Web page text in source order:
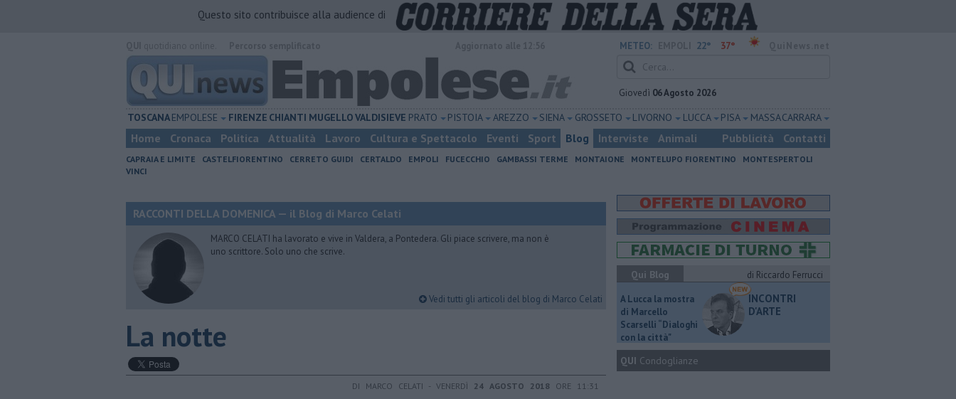
Questo sito contribuisce alla audience di
METEO: 22° 37°
Giovedì 06 Agosto 2026
TOSCANAEMPOLESE FIRENZE CHIANTI MUGELLOVALDISIEVE PRATO PISTOIA AREZZO SIENA GROSSETO LIVORNO LUCCA PISA MASSA CARRARA
Home Cronaca Politica Attualità Lavoro Cultura e Spettacolo Eventi Sport Blog Interviste Animali Pubblicità Contatti
CAPRAIA E LIMITE CASTELFIORENTINO CERRETO GUIDI CERTALDO EMPOLI FUCECCHIO GAMBASSI TERME MONTAIONE MONTELUPO FIORENTINO
MONTESPERTOLI
VINCI
RACCONTI DELLA DOMENICA — il Blog di Marco Celati
MARCO CELATI ha lavorato e vive in Valdera, a Pontedera. Gli piace scrivere, ma non è
uno scrittore. Solo uno che scrive.
Vedi tutti gli articoli del blog di Marco Celati
La notte
DI MARCO CELATI - VENERDÌ 24 AGOSTO 2018 ORE 11:31
Qui Blog
di Riccardo Ferrucci
A Lucca la mostra
di Marcello
Scarselli “Dialoghi
con la città"
INCONTRI
D'ARTE
QUI Condoglianze